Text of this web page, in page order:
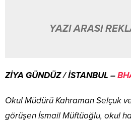
YAZI ARASI
ZİYA GÜNDÜZ / İSTANBUL –
Okul Müdürü Kahraman Selçuk
görüşen İsmail Müftüoğlu, okul